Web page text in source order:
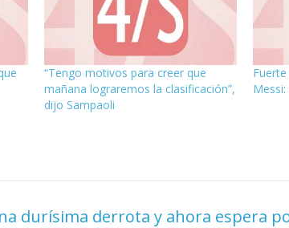
“Tengo motivos para creer que
mañana lograremos la clasificación”,
dijo Sampaoli
durísima derrota y ahora espera